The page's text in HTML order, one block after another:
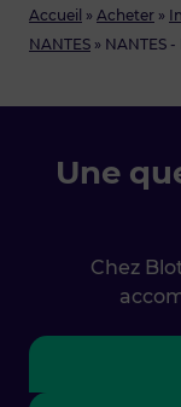
Accueil » Acheter »
NANTES » NANTES
Une
Chez